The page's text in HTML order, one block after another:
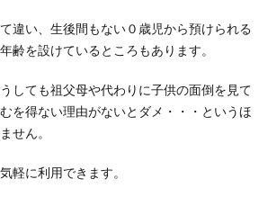
違い、生後間もない０歳児から預けられる
齢を設けているところもあります。
しても祖父母や代わりに子供の面倒を見て
を得ない理由がないとダメ・・・というほ
せん。
軽に利用できます。